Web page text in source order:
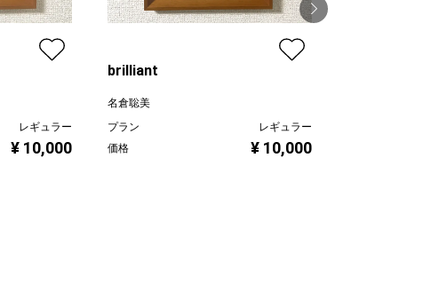
レギュラー
¥ 10,000
brilliant
名倉聡美
プラン
レギュラー
価格
¥ 10,000